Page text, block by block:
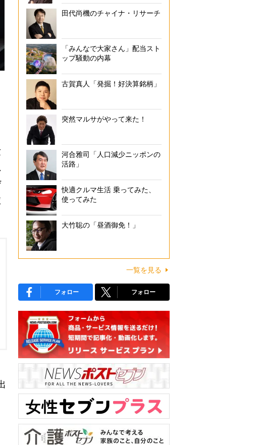
田代尚機のチャイナ・リサーチ
「みんなで大家さん」配当スト
ップ騒動の内幕
古賀真人「発掘！好決算銘柄」
突然マルサがやって来た！
河合雅司「人口減少ニッポンの
活路」
快適クルマ生活 乗ってみた、
使ってみた
大竹聡の「昼酒御免！」
一覧を見る
フォロー フォロー